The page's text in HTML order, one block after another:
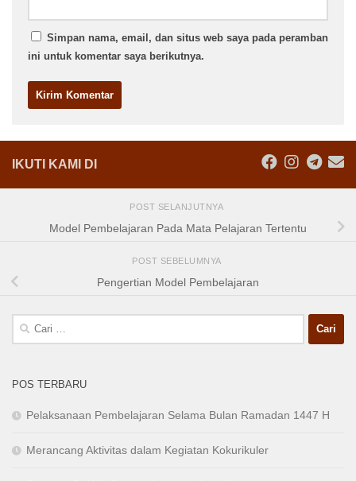
Simpan nama, email, dan situs web saya pada peramban
ini untuk komentar saya berikutnya.
IKUTI KAMI DI
POST SELANJUTNYA
Model Pembelajaran Pada Mata Pelajaran Tertentu
POST SEBELUMNYA
Pengertian Model Pembelajaran
Cari
POS TERBARU
Pelaksanaan Pembelajaran Selama Bulan Ramadan 1447 H
Merancang Aktivitas dalam Kegiatan Kokurikuler